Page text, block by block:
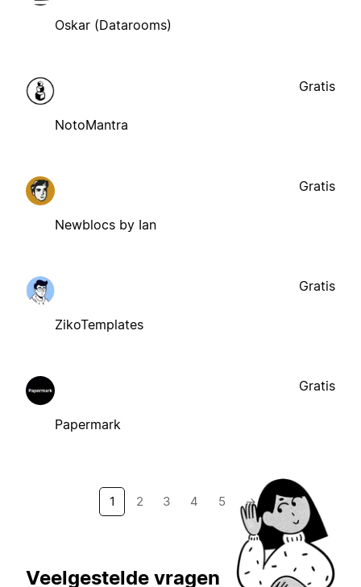
Oskar (Datarooms)
NotoMantra
Gratis
Newblocs by Ian
Gratis
ZikoTemplates
Gratis
Papermark
Gratis
1 2 3 4 5 →
Veelgestelde vragen